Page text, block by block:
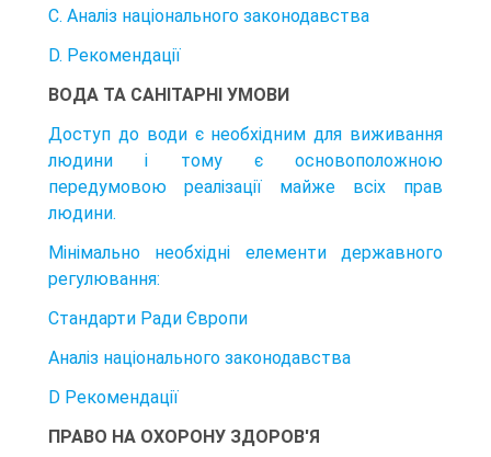
C. Аналіз національного законодавства
D. Рекомендації
ВОДА ТА САНІТАРНІ УМОВИ
Доступ до води є необхідним для виживання
людини і тому є основополож­ною
передумовою реалізації майже всіх прав
людини.
Мінімально необхідні елементи державного
регулювання:
Стандарти Ради Європи
Аналіз національного законодавства
D Рекомендації
ПРАВО НА ОХОРОНУ ЗДОРОВ'Я